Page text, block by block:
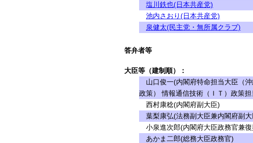
塩川鉄也(日本共産党)
池内さおり(日本共産党)
泉健太(民主党・無所属クラブ)
答弁者等
大臣等（建制順）：
山口俊一(内閣府特命担当大臣（
政策） 情報通信技術（ＩＴ）政策
西村康稔(内閣府副大臣)
葉梨康弘(法務副大臣兼内閣府副大
小泉進次郎(内閣府大臣政務官兼
あかま二郎(総務大臣政務官)